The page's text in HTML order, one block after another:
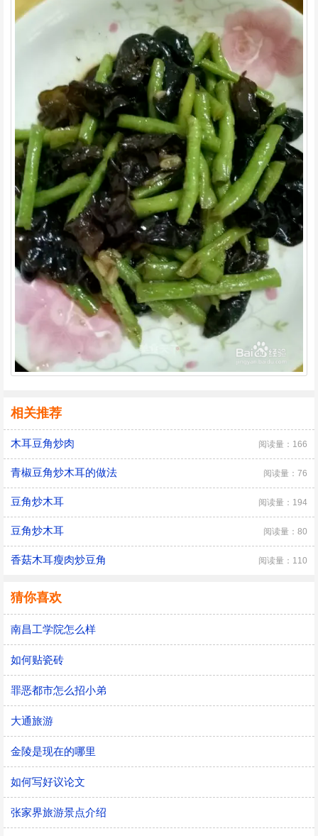
相关推荐
木耳豆角炒肉 阅读量：166
青椒豆角炒木耳的做法 阅读量：76
豆角炒木耳 阅读量：194
豆角炒木耳 阅读量：80
香菇木耳瘦肉炒豆角 阅读量：110
猜你喜欢
南昌工学院怎么样
如何贴瓷砖
罪恶都市怎么招小弟
大通旅游
金陵是现在的哪里
如何写好议论文
张家界旅游景点介绍